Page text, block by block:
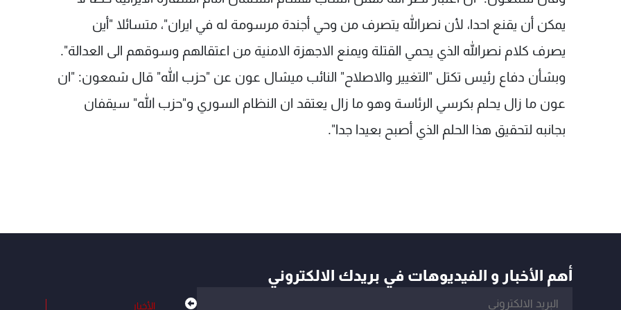
يمكن أن يقنع احدا، لأن نصرالله يتصرف من وحي أجندة مرسومة له في ايران"، متسائلا "أين
يصرف كلام نصرالله الذي يحمي القتلة ويمنع الاجهزة الامنية من اعتقالهم وسوقهم الى العدالة".
وبشأن دفاع رئيس تكتل "التغيير والاصلاح" النائب ميشال عون عن "حزب الله" قال شمعون: "ان
عون ما زال يحلم بكرسي الرئاسة وهو ما زال يعتقد ان النظام السوري و"حزب الله" سيقفان
بجانبه لتحقيق هذا الحلم الذي أصبح بعيدا جدا".
أهم الأخبار و الفيديوهات في بريدك الالكتروني
الأخبار